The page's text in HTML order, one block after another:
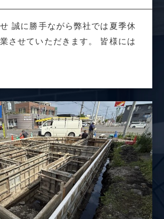
誠に勝手ながら弊社では夏季休
させていただきます。 皆様には